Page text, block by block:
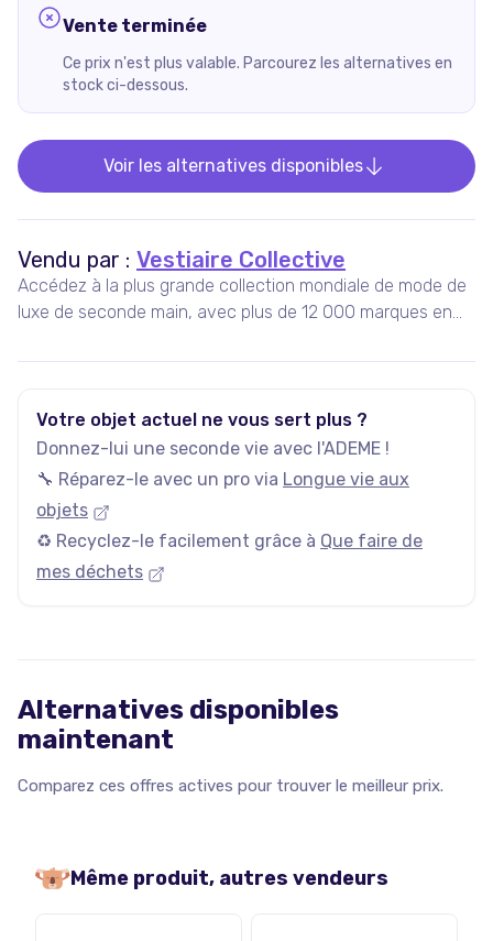
Vente terminée
Ce prix n'est plus valable. Parcourez les alternatives en
stock ci-dessous.
Voir les alternatives disponibles
Vendu par : Vestiaire Collective
Accédez à la plus grande collection mondiale de mode de
luxe de seconde main, avec plus de 12 000 marques en
nouveaux articles ajoutés chaque jour.
Votre objet actuel ne vous sert plus ?
Donnez-lui une seconde vie avec l'ADEME !
🔧 Réparez-le avec un pro via Longue vie aux
objets
♻️ Recyclez-le facilement grâce à Que faire de
mes déchets
Alternatives disponibles
maintenant
Comparez ces offres actives pour trouver le meilleur prix.
Même produit, autres vendeurs